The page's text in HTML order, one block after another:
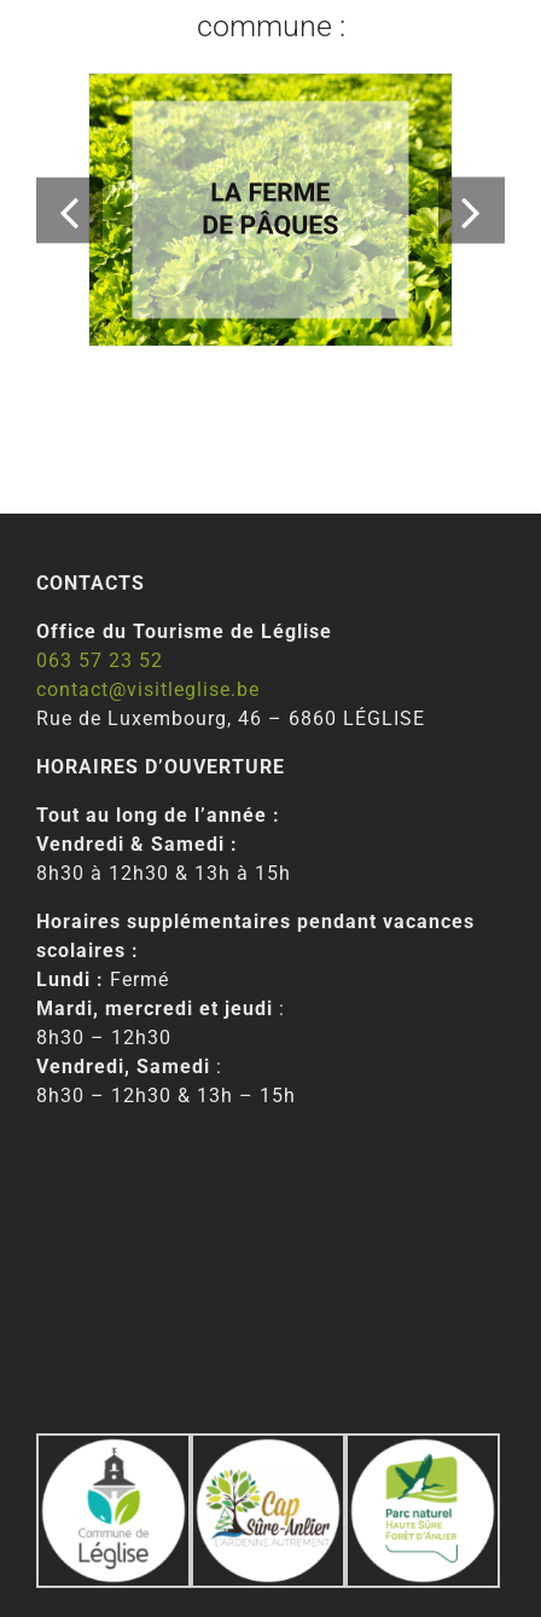
commune :
CONTACTS
Office du Tourisme de Léglise
063 57 23 52
contact@visitleglise.be
Rue de Luxembourg, 46 – 6860 LÉGLISE
HORAIRES D’OUVERTURE
Tout au long de l’année :
Vendredi & Samedi :
8h30 à 12h30 & 13h à 15h
Horaires supplémentaires pendant vacances
scolaires :
Lundi : Fermé
Mardi, mercredi et jeudi :
8h30 – 12h30
Vendredi, Samedi :
8h30 – 12h30 & 13h – 15h